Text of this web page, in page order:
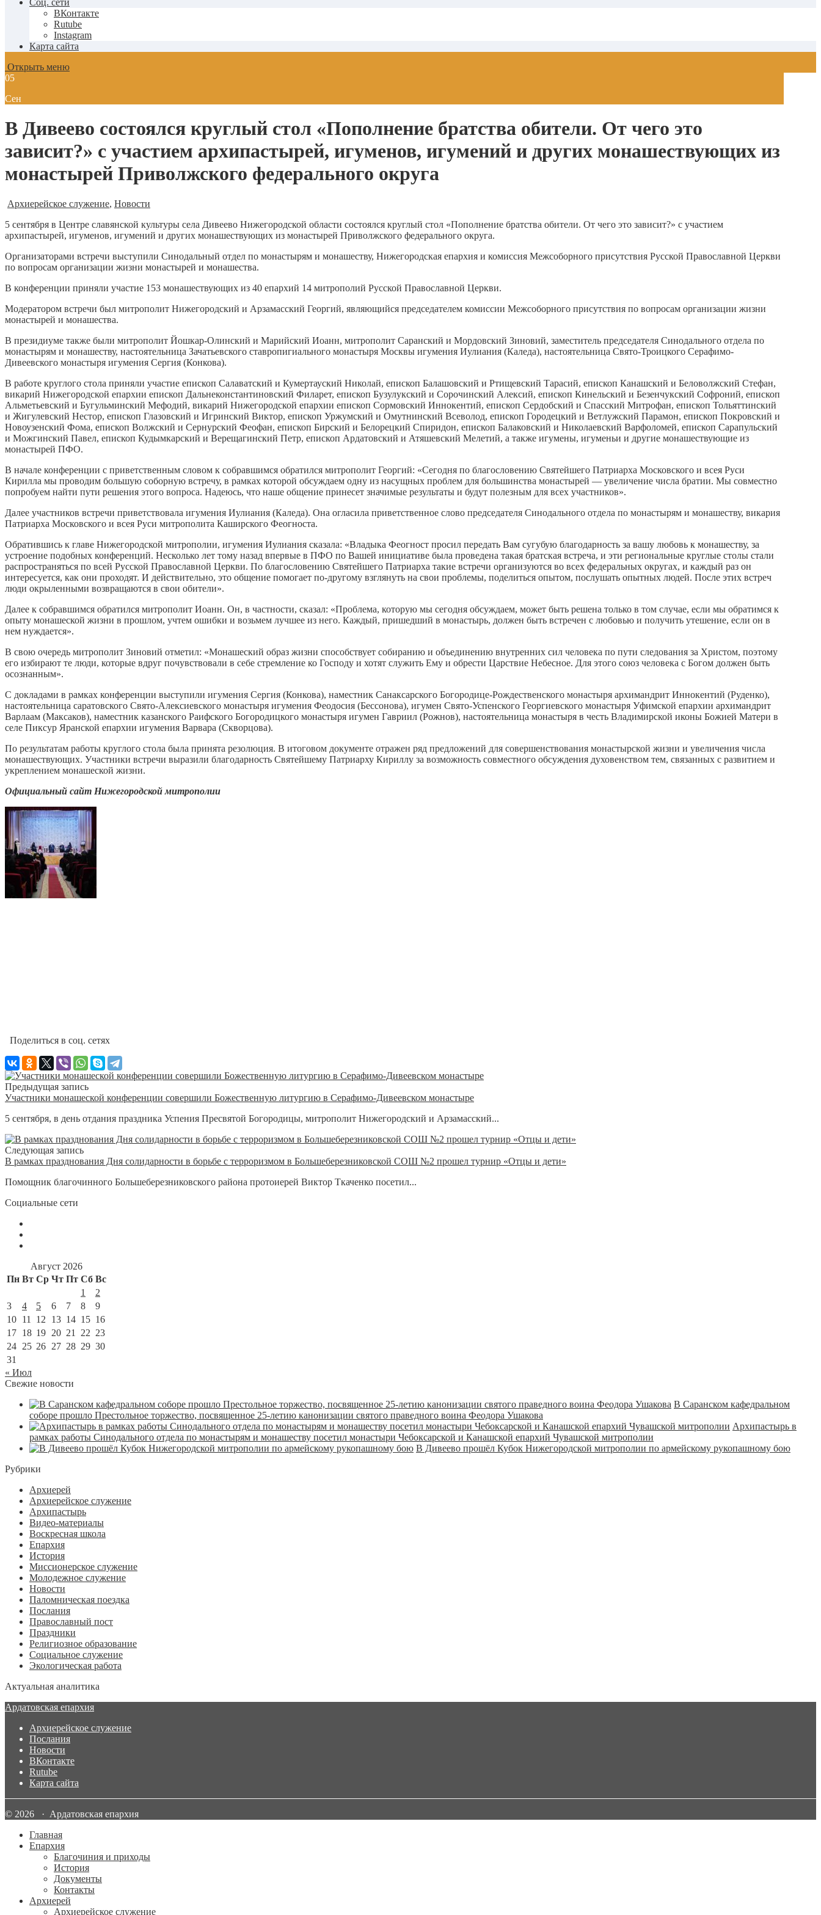
Соц. сети
ВКонтакте
Rutube
Instagram
Карта сайта
Открыть меню
05
Сен
В Дивеево состоялся круглый стол «Пополнение братства обители. От чего это
зависит?» с участием архипастырей, игуменов, игумений и других монашествующих из
монастырей Приволжского федерального округа
Архиерейское служение, Новости
5 сентября в Центре славянской культуры села Дивеево Нижегородской области состоялся круглый стол «Пополнение братства обители. От чего это зависит?» с участием
архипастырей, игуменов, игумений и других монашествующих из монастырей Приволжского федерального округа.
Организаторами встречи выступили Синодальный отдел по монастырям и монашеству, Нижегородская епархия и комиссия Межсоборного присутствия Русской Православной Церкви
по вопросам организации жизни монастырей и монашества.
В конференции приняли участие 153 монашествующих из 40 епархий 14 митрополий Русской Православной Церкви.
Модератором встречи был митрополит Нижегородский и Арзамасский Георгий, являющийся председателем комиссии Межсоборного присутствия по вопросам организации жизни
монастырей и монашества.
В президиуме также были митрополит Йошкар-Олинский и Марийский Иоанн, митрополит Саранский и Мордовский Зиновий, заместитель председателя Синодального отдела по
монастырям и монашеству, настоятельница Зачатьевского ставропигиального монастыря Москвы игумения Иулиания (Каледа), настоятельница Свято-Троицкого Серафимо-
Дивеевского монастыря игумения Сергия (Конкова).
В работе круглого стола приняли участие епископ Салаватский и Кумертауский Николай, епископ Балашовский и Ртищевский Тарасий, епископ Канашский и Беловолжский Стефан,
викарий Нижегородской епархии епископ Дальнеконстантиновский Филарет, епископ Бузулукский и Сорочинский Алексий, епископ Кинельский и Безенчукский Софроний, епископ
Альметьевский и Бугульминский Мефодий, викарий Нижегородской епархии епископ Сормовский Иннокентий, епископ Сердобский и Спасский Митрофан, епископ Тольяттинский
и Жигулевский Нестор, епископ Глазовский и Игринский Виктор, епископ Уржумский и Омутнинский Всеволод, епископ Городецкий и Ветлужский Парамон, епископ Покровский и
Новоузенский Фома, епископ Волжский и Сернурский Феофан, епископ Бирский и Белорецкий Спиридон, епископ Балаковский и Николаевский Варфоломей, епископ Сарапульский
и Можгинский Павел, епископ Кудымкарский и Верещагинский Петр, епископ Ардатовский и Атяшевский Мелетий, а также игумены, игуменьи и другие монашествующие из
монастырей ПФО.
В начале конференции с приветственным словом к собравшимся обратился митрополит Георгий: «Сегодня по благословению Святейшего Патриарха Московского и всея Руси
Кирилла мы проводим большую соборную встречу, в рамках которой обсуждаем одну из насущных проблем для большинства монастырей — увеличение числа братии. Мы совместно
попробуем найти пути решения этого вопроса. Надеюсь, что наше общение принесет значимые результаты и будут полезным для всех участников».
Далее участников встречи приветствовала игумения Иулиания (Каледа). Она огласила приветственное слово председателя Синодального отдела по монастырям и монашеству, викария
Патриарха Московского и всея Руси митрополита Каширского Феогноста.
Обратившись к главе Нижегородской митрополии, игумения Иулиания сказала: «Владыка Феогност просил передать Вам сугубую благодарность за вашу любовь к монашеству, за
устроение подобных конференций. Несколько лет тому назад впервые в ПФО по Вашей инициативе была проведена такая братская встреча, и эти региональные круглые столы стали
распространяться по всей Русской Православной Церкви. По благословению Святейшего Патриарха такие встречи организуются во всех федеральных округах, и каждый раз он
интересуется, как они проходят. И действительно, это общение помогает по-другому взглянуть на свои проблемы, поделиться опытом, послушать опытных людей. После этих встреч
люди окрыленными возвращаются в свои обители».
Далее к собравшимся обратился митрополит Иоанн. Он, в частности, сказал: «Проблема, которую мы сегодня обсуждаем, может быть решена только в том случае, если мы обратимся к
опыту монашеской жизни в прошлом, учтем ошибки и возьмем лучшее из него. Каждый, пришедший в монастырь, должен быть встречен с любовью и получить утешение, если он в
нем нуждается».
В свою очередь митрополит Зиновий отметил: «Монашеский образ жизни способствует собиранию и объединению внутренних сил человека по пути следования за Христом, поэтому
его избирают те люди, которые вдруг почувствовали в себе стремление ко Господу и хотят служить Ему и обрести Царствие Небесное. Для этого союз человека с Богом должен быть
осознанным».
С докладами в рамках конференции выступили игумения Сергия (Конкова), наместник Санаксарского Богородице-Рождественского монастыря архимандрит Иннокентий (Руденко),
настоятельница саратовского Свято-Алексиевского монастыря игумения Феодосия (Бессонова), игумен Свято-Успенского Георгиевского монастыря Уфимской епархии архимандрит
Варлаам (Максаков), наместник казанского Раифского Богородицкого монастыря игумен Гавриил (Рожнов), настоятельница монастыря в честь Владимирской иконы Божией Матери в
селе Пиксур Яранской епархии игумения Варвара (Скворцова).
По результатам работы круглого стола была принята резолюция. В итоговом документе отражен ряд предложений для совершенствования монастырской жизни и увеличения числа
монашествующих. Участники встречи выразили благодарность Святейшему Патриарху Кириллу за возможность совместного обсуждения духовенством тем, связанных с развитием и
укреплением монашеской жизни.
Официальный сайт Нижегородской митрополии
Поделиться в соц. сетях
Предыдущая запись
Участники монашеской конференции совершили Божественную литургию в Серафимо-Дивеевском монастыре
5 сентября, в день отдания праздника Успения Пресвятой Богородицы, митрополит Нижегородский и Арзамасский...
Следующая запись
В рамках празднования Дня солидарности в борьбе с терроризмом в Большеберезниковской СОШ №2 прошел турнир «Отцы и дети»
Помощник благочинного Большеберезниковского района протоиерей Виктор Ткаченко посетил...
Социальные сети
Август 2026
Пн Вт Ср Чт Пт Сб Вс
1
2
3
4 5 6 7 8
9
10 11 12 13 14 15 16
17 18 19 20 21 22 23
24 25 26 27 28 29 30
31
« Июл
Свежие новости
В Саранском кафедральном
соборе прошло Престольное торжество, посвященное 25-летию канонизации святого праведного воина Феодора Ушакова
Архипастырь в
рамках работы Синодального отдела по монастырям и монашеству посетил монастыри Чебоксарской и Канашской епархий Чувашской митрополии
В Дивеево прошёл Кубок Нижегородской митрополии по армейскому рукопашному бою
Рубрики
Архиерей
Архиерейское служение
Архипастырь
Видео-материалы
Воскресная школа
Епархия
История
Миссионерское служение
Молодежное служение
Новости
Паломническая поездка
Послания
Православный пост
Праздники
Религиозное образование
Социальное служение
Экологическая работа
Актуальная аналитика
Ардатовская епархия
Архиерейское служение
Послания
Новости
ВКонтакте
Rutube
Карта сайта
© 2026 · Ардатовская епархия
Главная
Епархия
Благочиния и приходы
История
Документы
Контакты
Архиерей
Архиерейское служение